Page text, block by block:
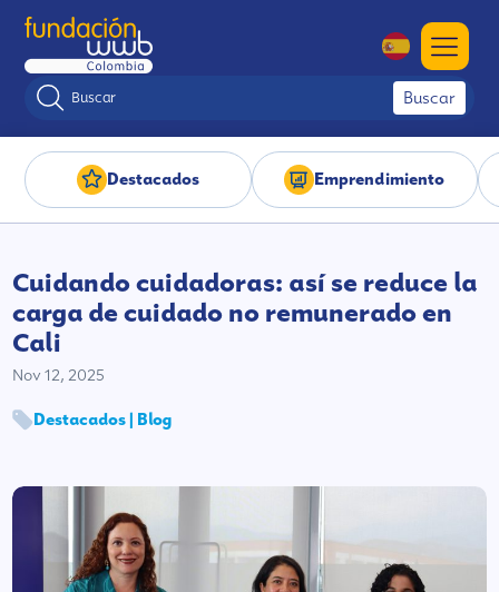
Buscar
Destacados Emprendimiento
Cuidando cuidadoras: así se reduce la
carga de cuidado no remunerado en
Cali
Nov 12, 2025
Destacados | Blog